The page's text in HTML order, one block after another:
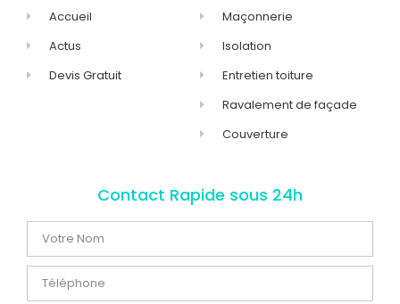
Accueil
Actus
Devis Gratuit
Maçonnerie
Isolation
Entretien toiture
Ravalement de façade
Couverture
Contact Rapide sous 24h